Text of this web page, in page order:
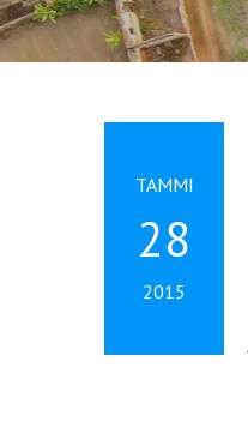
TAMMI
28
2015